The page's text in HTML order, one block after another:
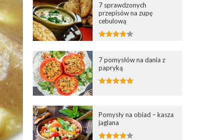
7 sprawdzonych
przepisów na zupę
cebulową
7 pomysłów na dania z
papryką
Pomysły na obiad – kasza
jaglana